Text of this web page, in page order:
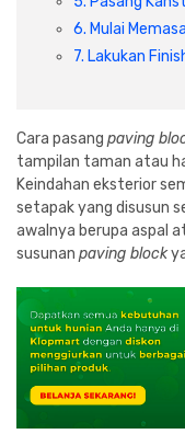
Cat
6. Mulai
7. Lakukan
Cara pasang paving
tampilan taman atau
Keindahan eksterior
setapak yang disusun
awalnya berupa aspal
susunan paving block